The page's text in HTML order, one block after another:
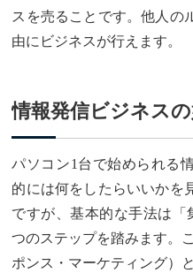
スを売ることです。他人の
由にビジネスが行えます。
情報発信ビジネス
パソコン1台で始められる
的には何をしたらいいかを
ですが、基本的な手法は
つのステップを踏みます。
ポンス・マーケティング）